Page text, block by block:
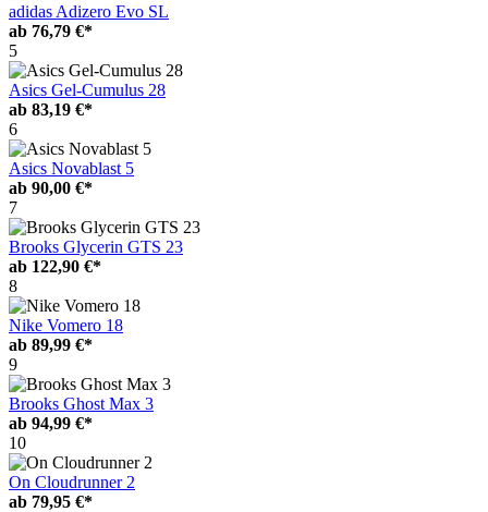
adidas Adizero Evo SL
ab 76,79 €*
5
Asics Gel-Cumulus 28
ab 83,19 €*
6
Asics Novablast 5
ab 90,00 €*
7
Brooks Glycerin GTS 23
ab 122,90 €*
8
Nike Vomero 18
ab 89,99 €*
9
Brooks Ghost Max 3
ab 94,99 €*
10
On Cloudrunner 2
ab 79,95 €*